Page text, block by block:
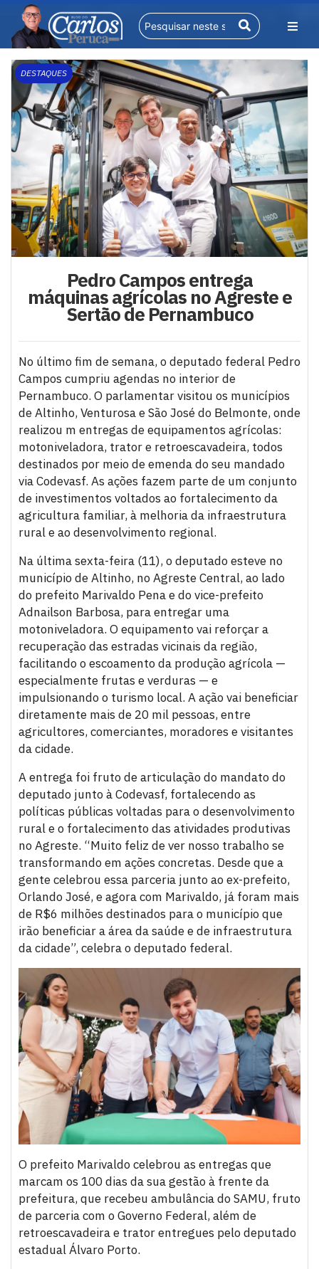
DESTAQUES
Pedro Campos entrega
máquinas agrícolas no Agreste e
Sertão de Pernambuco
No último fim de semana, o deputado federal Pedro
Campos cumpriu agendas no interior de
Pernambuco. O parlamentar visitou os municípios
de Altinho, Venturosa e São José do Belmonte, onde
realizou m entregas de equipamentos agrícolas:
motoniveladora, trator e retroescavadeira, todos
destinados por meio de emenda do seu mandado
via Codevasf. As ações fazem parte de um conjunto
de investimentos voltados ao fortalecimento da
agricultura familiar, à melhoria da infraestrutura
rural e ao desenvolvimento regional.
Na última sexta-feira (11), o deputado esteve no
município de Altinho, no Agreste Central, ao lado
do prefeito Marivaldo Pena e do vice-prefeito
Adnailson Barbosa, para entregar uma
motoniveladora. O equipamento vai reforçar a
recuperação das estradas vicinais da região,
facilitando o escoamento da produção agrícola —
especialmente frutas e verduras — e
impulsionando o turismo local. A ação vai beneficiar
diretamente mais de 20 mil pessoas, entre
agricultores, comerciantes, moradores e visitantes
da cidade.
A entrega foi fruto de articulação do mandato do
deputado junto à Codevasf, fortalecendo as
políticas públicas voltadas para o desenvolvimento
rural e o fortalecimento das atividades produtivas
no Agreste. “Muito feliz de ver nosso trabalho se
transformando em ações concretas. Desde que a
gente celebrou essa parceria junto ao ex-prefeito,
Orlando José, e agora com Marivaldo, já foram mais
de R$6 milhões destinados para o município que
irão beneficiar a área da saúde e de infraestrutura
da cidade”, celebra o deputado federal.
O prefeito Marivaldo celebrou as entregas que
marcam os 100 dias da sua gestão à frente da
prefeitura, que recebeu ambulância do SAMU, fruto
de parceria com o Governo Federal, além de
retroescavadeira e trator entregues pelo deputado
estadual Álvaro Porto.